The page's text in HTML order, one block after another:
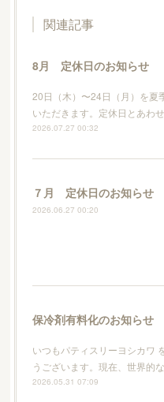
関連記事
8月 定休日のお知らせ
20日（木）〜24日（月）を夏
いただきます。定休日とあわ
2026.07.27 00:32
７月 定休日のお知らせ
2026.06.27 00:20
保冷剤有料化のお知らせ
いつもパティスリーヨシカワ
うございます。現在、世界的
2026.05.31 07:09